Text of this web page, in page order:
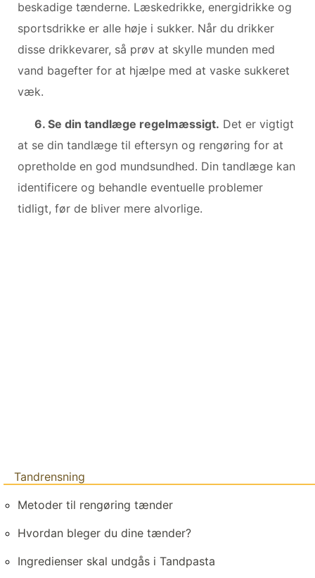
beskadige tænderne. Læskedrikke, energidrikke og
sportsdrikke er alle høje i sukker. Når du drikker
disse drikkevarer, så prøv at skylle munden med
vand bagefter for at hjælpe med at vaske sukkeret
væk.
6. Se din tandlæge regelmæssigt. Det er vigtigt
at se din tandlæge til eftersyn og rengøring for at
opretholde en god mundsundhed. Din tandlæge kan
identificere og behandle eventuelle problemer
tidligt, før de bliver mere alvorlige.
Tandrensning
Metoder til rengøring tænder
Hvordan bleger du dine tænder?
Ingredienser skal undgås i Tandpasta